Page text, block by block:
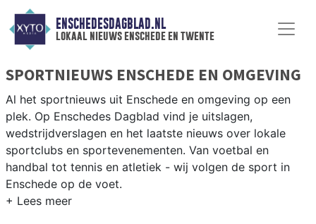
ENSCHEDESDAGBLAD.NL
lokaal nieuws enschede en twente
SPORTNIEUWS ENSCHEDE EN OMGEVING
Al het sportnieuws uit Enschede en omgeving op een
plek. Op Enschedes Dagblad vind je uitslagen,
wedstrijdverslagen en het laatste nieuws over lokale
sportclubs en sportevenementen. Van voetbal en
handbal tot tennis en atletiek - wij volgen de sport in
Enschede op de voet.